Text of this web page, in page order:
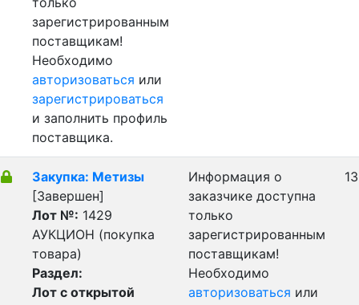
зарегистрированным
поставщикам!
Необходимо
авторизоваться или
зарегистрироваться
и заполнить профиль
поставщика.
Закупка: Метизы
[Завершен]
Лот №: 1429
АУКЦИОН (покупка
товара)
Раздел:
Лот с открытой
Информация о
заказчике доступна
только
зарегистрированным
поставщикам!
Необходимо
авторизоваться или